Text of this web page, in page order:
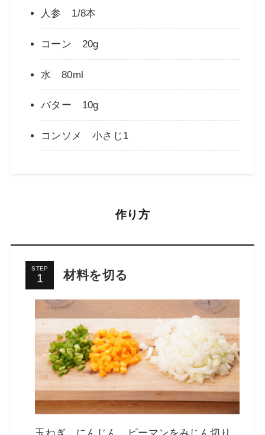
人参 1/8本
コーン 20g
水 80ml
バター 10g
コンソメ 小さじ1
作り方
STEP 材料を切る